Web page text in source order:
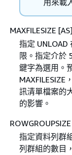
用來載
MAXFILESIZE
指定 UNLOAD
限。指定介於
鍵字為選用。
MAXFILESIZE
訊清單檔案的
的影響。
指定資料列群
列群組的數目